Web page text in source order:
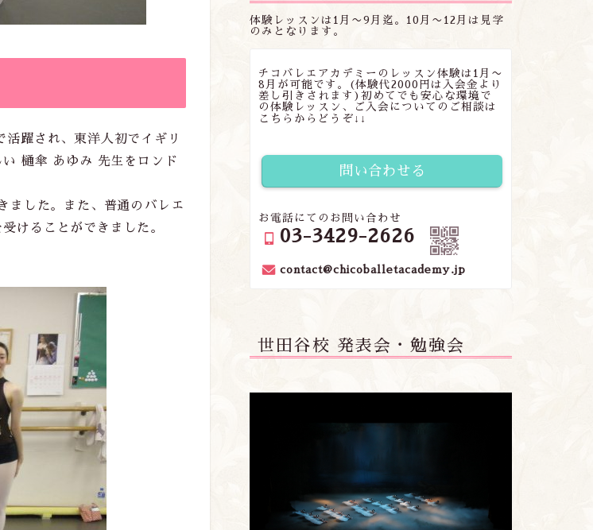
躍され、東洋人初でイギリ
樋傘 あゆみ 先生をロンド
ました。また、普通のバレエ
けることができました。
体験レッスンは1月〜9月迄。10月〜12月は見学
のみとなります。
チコバレエアカデミーのレッスン体験は1月〜
8月が可能です。(体験代2000円は入会金より
差し引きされます)初めてでも安心な環境で
の体験レッスン、ご入会についてのご相談は
こちらからどうぞ↓↓
問い合わせる
お電話にてのお問い合わせ
03-3429-2626
contact@chicoballetacademy.jp
世田谷校 発表会・勉強会